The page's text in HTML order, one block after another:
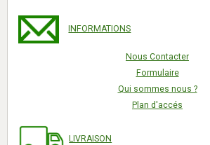
INFORMATIONS
Nous Contacter
Formulaire
Qui sommes nous ?
Plan d'accés
LIVRAISON